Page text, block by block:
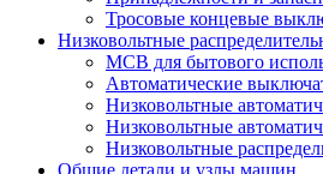
Тросовые концевые
Низковольтные
MCB для бытового
Автоматические
Низковольтные
Низковольтные
Низковольтные